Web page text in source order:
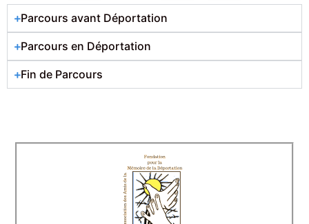
Parcours avant Déportation
Parcours en Déportation
Fin de Parcours